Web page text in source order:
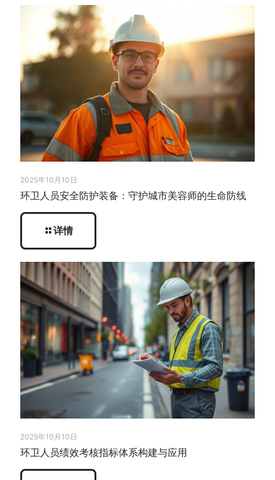
2025年10月10日
环卫人员安全防护装备：守护城市美容师的生命防线
详情
2025年10月10日
环卫人员绩效考核指标体系构建与应用